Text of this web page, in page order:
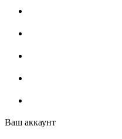
Ваш аккаунт